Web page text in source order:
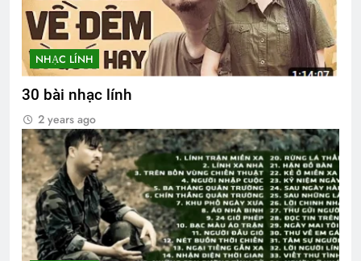
NHẠC LÍNH
30 bài nhạc lính
2 years ago